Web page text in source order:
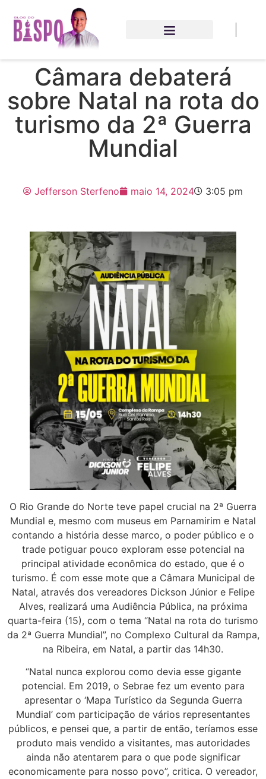
Câmara debaterá
sobre Natal na rota do
turismo da 2ª Guerra
Mundial
Jefferson Sterfeno maio 14, 2024 3:05 pm
O Rio Grande do Norte teve papel crucial na 2ª Guerra
Mundial e, mesmo com museus em Parnamirim e Natal
contando a história desse marco, o poder público e o
trade potiguar pouco exploram esse potencial na
principal atividade econômica do estado, que é o
turismo. É com esse mote que a Câmara Municipal de
Natal, através dos vereadores Dickson Júnior e Felipe
Alves, realizará uma Audiência Pública, na próxima
quarta-feira (15), com o tema “Natal na rota do turismo
da 2ª Guerra Mundial”, no Complexo Cultural da Rampa,
na Ribeira, em Natal, a partir das 14h30.
“Natal nunca explorou como devia esse gigante
potencial. Em 2019, o Sebrae fez um evento para
apresentar o ‘Mapa Turístico da Segunda Guerra
Mundial’ com participação de vários representantes
públicos, e pensei que, a partir de então, teríamos esse
produto mais vendido a visitantes, mas autoridades
ainda não atentarem para o que pode significar
economicamente para nosso povo”, critica. O vereador,